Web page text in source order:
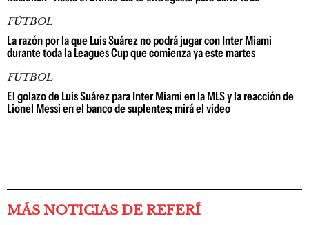
FÚTBOL
La razón por la que Luis Suárez no podrá jugar con Inter Miami
durante toda la Leagues Cup que comienza ya este martes
FÚTBOL
El golazo de Luis Suárez para Inter Miami en la MLS y la reacción de
Lionel Messi en el banco de suplentes; mirá el video
MÁS NOTICIAS DE REFERÍ